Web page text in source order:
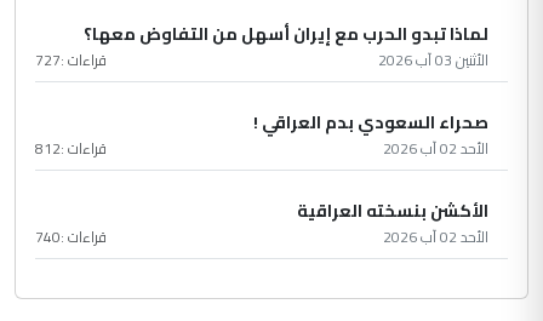
لماذا تبدو الحرب مع إيران أسهل من التفاوض معها؟
الأثنين 03 آب 2026 قراءات :727
صحراء السعودي بدم العراقي !
الأحد 02 آب 2026 قراءات :812
الأكشن بنسخته العراقية
الأحد 02 آب 2026 قراءات :740